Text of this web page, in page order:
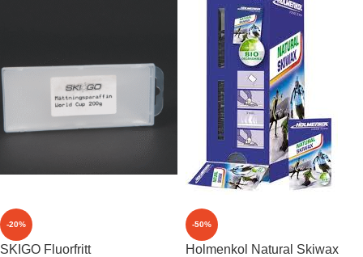
-20%
SKIGO Fluorfritt
-50%
Holmenkol Natural Skiwax